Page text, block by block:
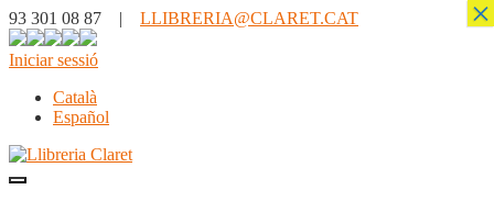
93 301 08 87 | LLIBRERIA@CLARET.CAT
Iniciar sessió
Català
Español
×